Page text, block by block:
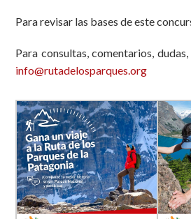
Para revisar las bases de este
Para consultas, comentarios,
info@rutadelosparques.org